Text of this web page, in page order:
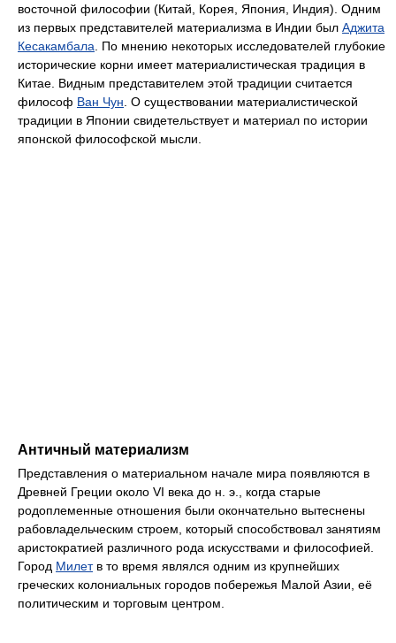
восточной философии (Китай, Корея, Япония, Индия). Одним
из первых представителей материализма в Индии был Аджита
Кесакамбала . По мнению некоторых исследователей глубокие
исторические корни имеет материалистическая традиция в
Китае. Видным представителем этой традиции считается
философ Ван Чун . О существовании материалистической
традиции в Японии свидетельствует и материал по истории
японской философской мысли.
Античный материализм
Представления о материальном начале мира появляются в
Древней Греции около VI века до н. э., когда старые
родоплеменные отношения были окончательно вытеснены
рабовладельческим строем, который способствовал занятиям
аристократией различного рода искусствами и философией.
Город Милетв то время являлся одним из крупнейших
греческих колониальных городов побережья Малой Азии, её
политическим и торговым центром.